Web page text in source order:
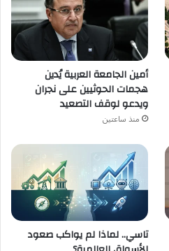
أمين الجامعة العربية يُدين
هجمات الحوثيين على نجران
ويدعو لوقف التصعيد
منذ ساعتين
تاسي.. لماذا لم يواكب صعود